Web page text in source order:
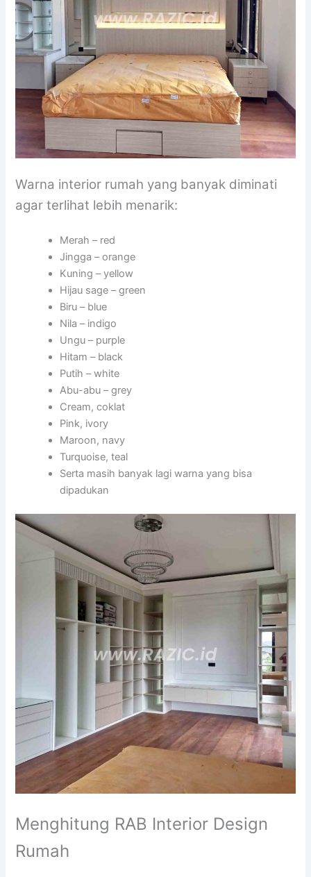
Warna interior rumah yang banyak diminati
agar terlihat lebih menarik:
Merah – red
Jingga – orange
Kuning – yellow
Hijau sage – green
Biru – blue
Nila – indigo
Ungu – purple
Hitam – black
Putih – white
Abu-abu – grey
Cream, coklat
Pink, ivory
Maroon, navy
Turquoise, teal
Serta masih banyak lagi warna yang bisa
dipadukan
Menghitung RAB Interior Design
Rumah